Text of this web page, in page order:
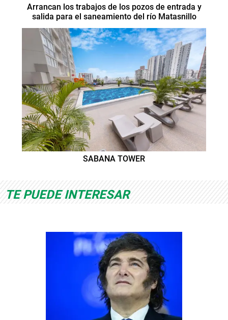
Arrancan los trabajos de los pozos de entrada y
salida para el saneamiento del río Matasnillo
SABANA TOWER
TE PUEDE INTERESAR